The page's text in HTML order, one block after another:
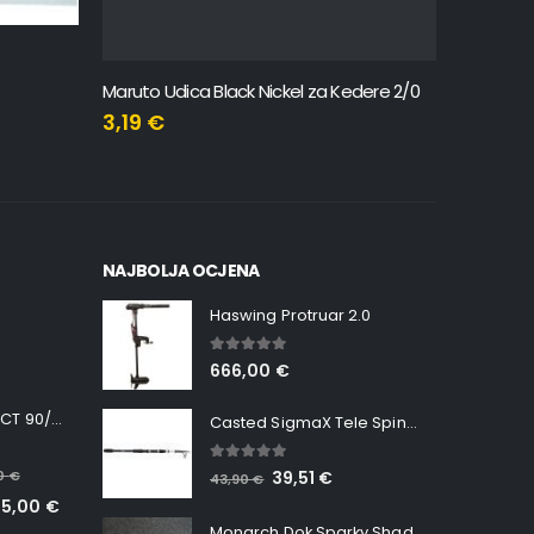
Maruto Udica Black Nickel za Kedere 2/0
3,19 €
Minn Kota RT INSTINCT 90/115 WR QUEST
€
€
NAJBOLJA OCJENA
Haswing Protruar 2.0
5.00 out of 5
666,00 €
Casted SigmaX Tele Spin, 300cm, 40-80gr
out of 5
43,90€ 39,51 €